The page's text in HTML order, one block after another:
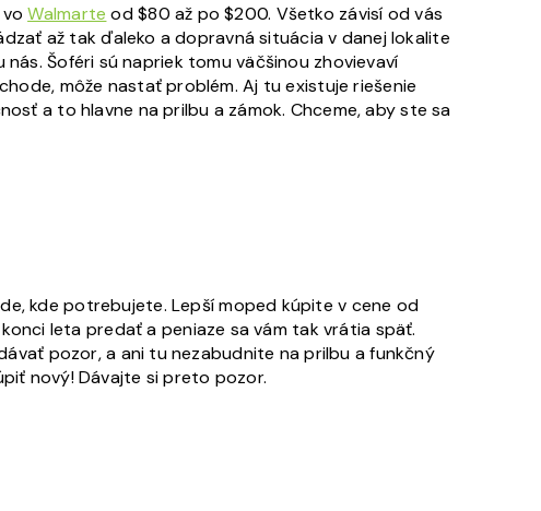
voWalmarte od $80 až po $200. Všetko závisí od vás
až tak ďaleko a dopravná situácia v danej lokalite
Šoféri sú napriek tomu väčšinou zhovievaví
môže nastať problém. Aj tu existuje riešenie
a to hlavne na prilbu a zámok. Chceme, aby ste sa
kde potrebujete. Lepší moped kúpite v cene od
leta predať a peniaze sa vám tak vrátia späť.
pozor, a ani tu nezabudnite na prilbu a funkčný
nový! Dávajte si preto pozor.